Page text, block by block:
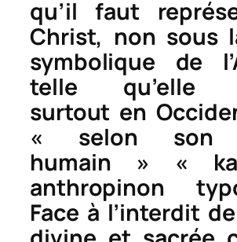
qu’il faut
Christ, non sous
symbolique de
telle qu’elle
surtout en
« selon son
humain » «
anthropinon
Face à l’interdit